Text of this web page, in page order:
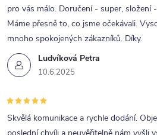
Ludvíková Petra
10.6.2025
pro vás málo. Doručení - super, složení
Máme přesně to, co jsme očekávali.
mnoho spokojených zákazníků. Díky.
Skvělá komunikace a rychle dodání.